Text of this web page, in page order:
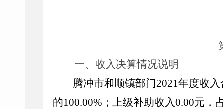
一、收入决算情况说明
腾冲市和顺镇部门2021年度收入
的100.00% ；上级补助收入0.00元，